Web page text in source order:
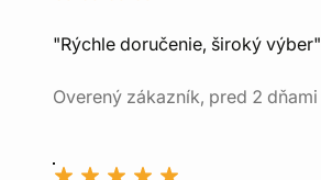
"Rýchle doručenie, široký výber"
Overený zákazník, pred 2 dňami